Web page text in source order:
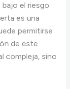
el riesgo
es una
permitirse
de este
compleja, sino